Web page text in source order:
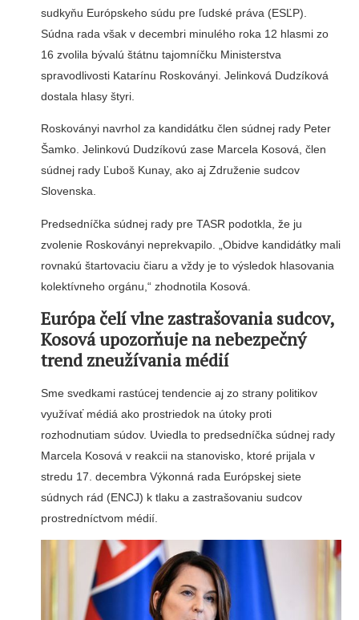
sudkyňu Európskeho súdu pre ľudské práva (ESĽP).
Súdna rada však v decembri minulého roka 12 hlasmi zo
16 zvolila bývalú štátnu tajomníčku Ministerstva
spravodlivosti Katarínu Roskoványi. Jelinková Dudzíková
dostala hlasy štyri.
Roskoványi navrhol za kandidátku člen súdnej rady Peter
Šamko. Jelinkovú Dudzíkovú zase Marcela Kosová, člen
súdnej rady Ľuboš Kunay, ako aj Združenie sudcov
Slovenska.
Predsedníčka súdnej rady pre TASR podotkla, že ju
zvolenie Roskoványi neprekvapilo. „Obidve kandidátky mali
rovnakú štartovaciu čiaru a vždy je to výsledok hlasovania
kolektívneho orgánu,“ zhodnotila Kosová.
Európa čelí vlne zastrašovania sudcov,
Kosová upozorňuje na nebezpečný
trend zneužívania médií
Sme svedkami rastúcej tendencie aj zo strany politikov
využívať médiá ako prostriedok na útoky proti
rozhodnutiam súdov. Uviedla to predsedníčka súdnej rady
Marcela Kosová v reakcii na stanovisko, ktoré prijala v
stredu 17. decembra Výkonná rada Európskej siete
súdnych rád (ENCJ) k tlaku a zastrašovaniu sudcov
prostredníctvom médií.